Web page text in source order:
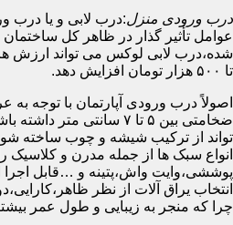
درب ورودی منزل:درب لابی و یا درب
عوامل تأثیر گذار در ظاهر کل
تا ۵۰۰ هزار تومان افزایش دهد.
اصولاً درب ورودی آپارتمان با توجه به
ضخامتی بین ۵ تا ۷ سانتی
تواند از ترکیب شیشه و چوب ساخته
انواع سبک ها از جمله مدرن و کلاسیک
پوششی،وایت واش،پتینه و …قابل
انتخاب یراق آلات از نظر
چرا که منجر به زیبایی و طول عمر